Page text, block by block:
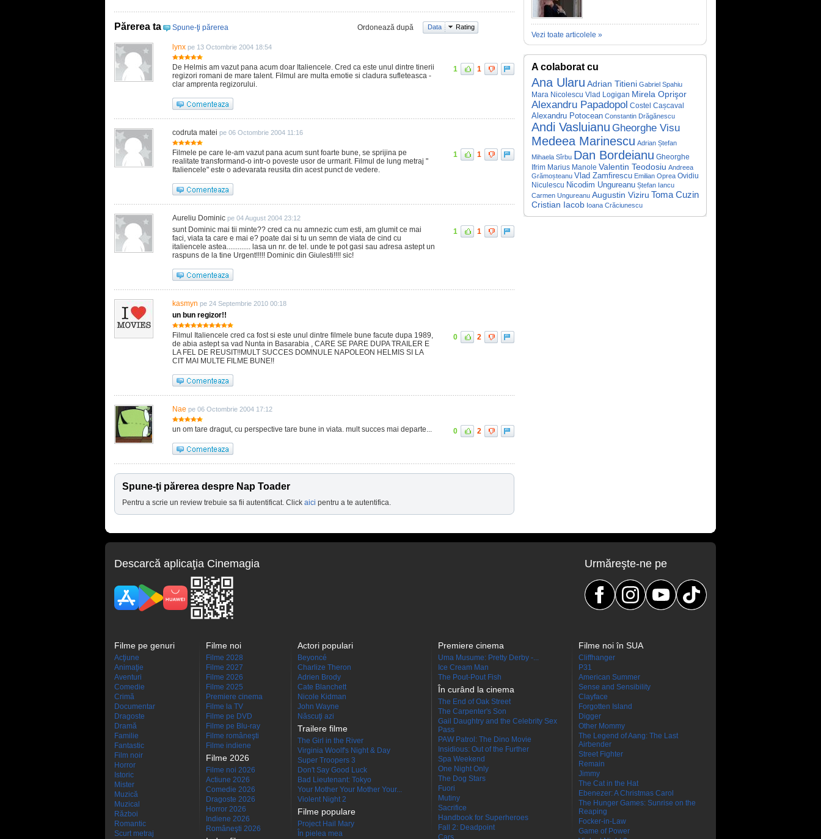
Părerea ta Spune-ţi părerea Ordonează după Data Rating
lynx pe 13 Octombrie 2004 18:54
De Helmis am vazut pana acum doar Italiencele. Cred ca este unul dintre tinerii
regizori romani de mare talent. Filmul are multa emotie si cladura sufleteasca -
clar amprenta regizorului.
1 1
codruta matei pe 06 Octombrie 2004 11:16
Filmele pe care le-am vazut pana acum sunt foarte bune, se sprijina pe
realitate transformand-o intr-o poveste usor de urmarit. Filmul de lung metraj "
Italiencele" este o adevarata reusita din acest punct de vedere.
1 1
Aureliu Dominic pe 04 August 2004 23:12
sunt Dominic mai tii minte?? cred ca nu amnezic cum esti, am glumit ce mai
faci, viata ta care e mai e? poate dai si tu un semn de viata de cind cu
italiencele astea............. lasa un nr. de tel. unde te pot gasi sau adresa astept un
raspuns de la tine Urgent!!!!! Dominic din Giulesti!!!! sic!
1 1
kasmyn pe 24 Septembrie 2010 00:18
un bun regizor!!
Filmul Italiencele cred ca fost si este unul dintre filmele bune facute dupa 1989,
de abia astept sa vad Nunta in Basarabia , CARE SE PARE DUPA TRAILER E
LA FEL DE REUSIT!!MULT SUCCES DOMNULE NAPOLEON HELMIS SI LA
CIT MAI MULTE FILME BUNE!!
0 2
Nae pe 06 Octombrie 2004 17:12
un om tare dragut, cu perspective tare bune in viata. mult succes mai departe... 0 2
Spune-ţi părerea despre Nap Toader
Pentru a scrie un review trebuie sa fii autentificat. Click aici pentru a te autentifica.
Vezi toate articolele »
A colaborat cu
Ana Ularu Adrian Titieni Gabriel Spahiu
Mara Nicolescu Vlad Logigan Mirela Oprişor
Alexandru Papadopol Costel Cașcaval
Alexandru Potocean Constantin Drăgănescu
Andi Vasluianu Gheorghe Visu
Medeea Marinescu Adrian Ștefan
Mihaela Sîrbu Dan Bordeianu Gheorghe
Ifrim Marius Manole Valentin Teodosiu Andreea
Grămoșteanu Vlad Zamfirescu Emilian Oprea Ovidiu
Niculescu Nicodim Ungureanu Ștefan Iancu
Carmen Ungureanu Augustin Viziru Toma Cuzin
Cristian Iacob Ioana Crăciunescu
Descarcă aplicaţia Cinemagia Urmăreşte-ne pe
Filme pe genuri
Acţiune
Animaţie
Aventuri
Comedie
Crimă
Documentar
Dragoste
Dramă
Familie
Fantastic
Film noir
Horror
Istoric
Mister
Muzică
Muzical
Război
Romantic
Scurt metraj
Filme noi
Filme 2028
Filme 2027
Filme 2026
Filme 2025
Premiere cinema
Filme la TV
Filme pe DVD
Filme pe Blu-ray
Filme româneşti
Filme indiene
Filme 2026
Filme noi 2026
Actiune 2026
Comedie 2026
Dragoste 2026
Horror 2026
Indiene 2026
Româneşti 2026
Actori populari
Beyoncé
Charlize Theron
Adrien Brody
Cate Blanchett
Nicole Kidman
John Wayne
Născuţi azi
Trailere filme
The Girl in the River
Virginia Woolf's Night & Day
Super Troopers 3
Don't Say Good Luck
Bad Lieutenant: Tokyo
Your Mother Your Mother Your...
Violent Night 2
Filme populare
Project Hail Mary
În pielea mea
Premiere cinema
Uma Musume: Pretty Derby -...
Ice Cream Man
The Pout-Pout Fish
În curând la cinema
The End of Oak Street
The Carpenter's Son
Gail Daughtry and the Celebrity Sex
Pass
PAW Patrol: The Dino Movie
Insidious: Out of the Further
Spa Weekend
One Night Only
The Dog Stars
Fuori
Mutiny
Sacrifice
Handbook for Superheroes
Fall 2: Deadpoint
Cars
Filme noi în SUA
Cliffhanger
P31
American Summer
Sense and Sensibility
Clayface
Forgotten Island
Digger
Other Mommy
The Legend of Aang: The Last
Airbender
Street Fighter
Remain
Jimmy
The Cat in the Hat
Ebenezer: A Christmas Carol
The Hunger Games: Sunrise on the
Reaping
Focker-in-Law
Game of Power